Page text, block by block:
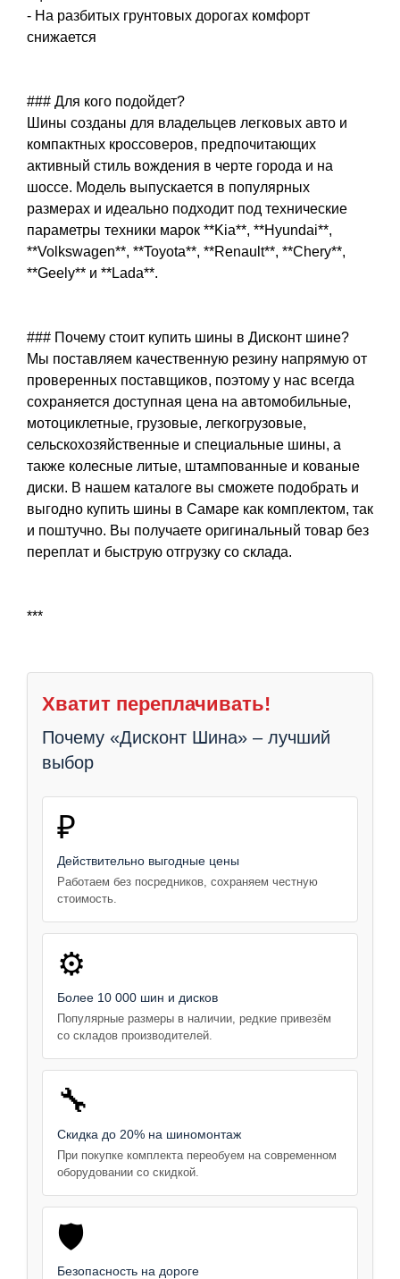
- На разбитых грунтовых дорогах комфорт
снижается
### Для кого подойдет?
Шины созданы для владельцев легковых авто и
компактных кроссоверов, предпочитающих
активный стиль вождения в черте города и на
шоссе. Модель выпускается в популярных
размерах и идеально подходит под технические
параметры техники марок **Kia**, **Hyundai**,
**Volkswagen**, **Toyota**, **Renault**, **Chery**,
**Geely** и **Lada**.
### Почему стоит купить шины в Дисконт шине?
Мы поставляем качественную резину напрямую от
проверенных поставщиков, поэтому у нас всегда
сохраняется доступная цена на автомобильные,
мотоциклетные, грузовые, легкогрузовые,
сельскохозяйственные и специальные шины, а
также колесные литые, штампованные и кованые
диски. В нашем каталоге вы сможете подобрать и
выгодно купить шины в Самаре как комплектом, так
и поштучно. Вы получаете оригинальный товар без
переплат и быструю отгрузку со склада.
***
Хватит переплачивать!
Почему «Дисконт Шина» – лучший
выбор
₽
Действительно выгодные цены
Работаем без посредников, сохраняем честную
стоимость.
⚙️
Более 10 000 шин и дисков
Популярные размеры в наличии, редкие привезём
со складов производителей.
🔧
Скидка до 20% на шиномонтаж
При покупке комплекта переобуем на современном
оборудовании со скидкой.
🛡️
Безопасность на дороге